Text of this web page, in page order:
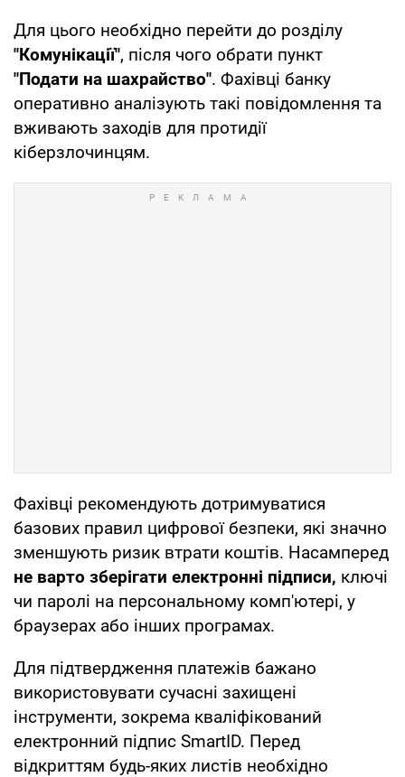
Для цього необхідно перейти до розділу
"Комунікації", після чого обрати пункт
"Подати на шахрайство". Фахівці банку
оперативно аналізують такі повідомлення та
вживають заходів для протидії
кіберзлочинцям.
Фахівці рекомендують дотримуватися
базових правил цифрової безпеки, які значно
зменшують ризик втрати коштів. Насамперед
не варто зберігати електронні підписи, ключі
чи паролі на персональному комп'ютері, у
браузерах або інших програмах.
Для підтвердження платежів бажано
використовувати сучасні захищені
інструменти, зокрема кваліфікований
електронний підпис SmartID. Перед
відкриттям будь-яких листів необхідно